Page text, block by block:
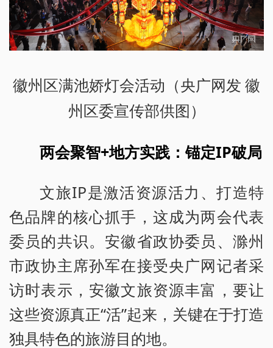
徽州区满池娇灯会活动（央广网发 徽
州区委宣传部供图）
两会聚智+地方实践：锚定IP破局
文旅IP是激活资源活力、打造特
色品牌的核心抓手，这成为两会代表
委员的共识。安徽省政协委员、滁州
市政协主席孙军在接受央广网记者采
访时表示，安徽文旅资源丰富，要让
这些资源真正“活”起来，关键在于打造
独具特色的旅游目的地。